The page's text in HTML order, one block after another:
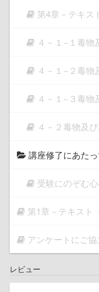
第4章－テキス
４－１−１毒物
４－１−２毒物
４－１−３毒物
４－２毒物及
講座修了にあた
受験にのぞむ心
第1章－テキスト
アンケートにご協
レビュー